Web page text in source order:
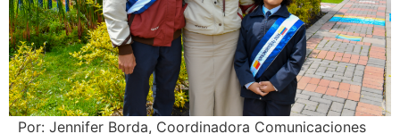
Por: Jennifer Borda, Coordinadora Comunicaciones